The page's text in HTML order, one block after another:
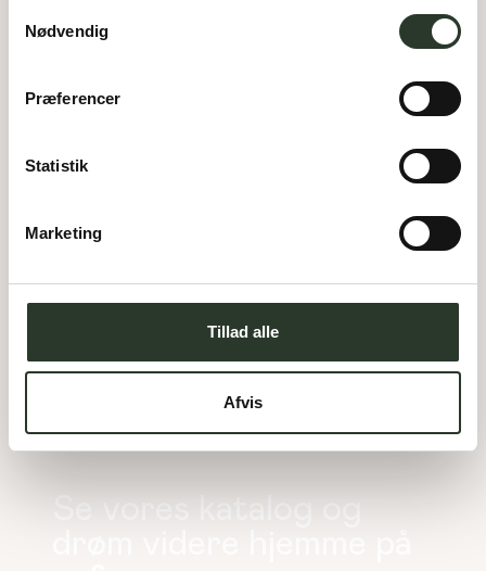
Nødvendig
Præferencer
Statistik
Marketing
Tillad alle
Afvis
9220
Pris:5.450.000,-DKK
Areal:180m²
Se vores katalog og